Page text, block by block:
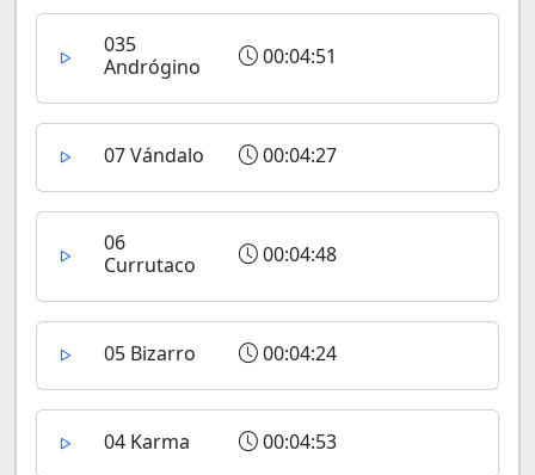
035
Andrógino
00:04:51
07 Vándalo 00:04:27
06
Currutaco
00:04:48
05 Bizarro 00:04:24
04 Karma 00:04:53